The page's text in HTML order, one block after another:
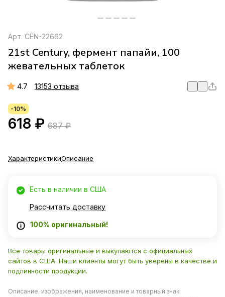
Арт. CEN-22662
21st Century, фермент папайи, 100
жевательных таблеток
4.7 13153 отзыва
-10%
618 ₽ 687 ₽
ХарактеристикиОписание
Есть в наличии в США
Рассчитать доставку
100% оригинальный!
Все товары оригинальные и выкупаются с официальных
сайтов в США. Наши клиенты могут быть уверены в качестве и
подлинности продукции.
Описание, изображения, наименование и товарный знак